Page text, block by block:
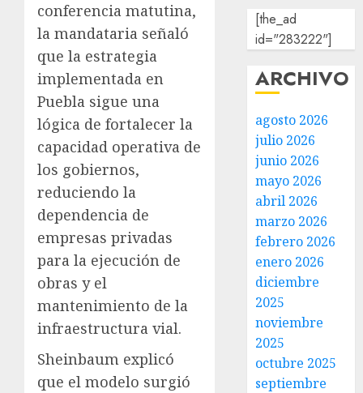
conferencia matutina,
la mandataria señaló
que la estrategia
implementada en
Puebla sigue una
lógica de fortalecer la
capacidad operativa de
los gobiernos,
reduciendo la
dependencia de
empresas privadas
para la ejecución de
obras y el
mantenimiento de la
infraestructura vial.
Sheinbaum explicó
que el modelo surgió
[the_ad
id="283222"]
ARCHIVO
agosto 2026
julio 2026
junio 2026
mayo 2026
abril 2026
marzo 2026
febrero 2026
enero 2026
diciembre
2025
noviembre
2025
octubre 2025
septiembre